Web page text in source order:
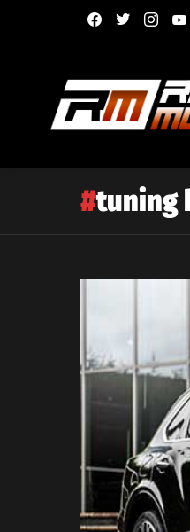
facebooktwitter
tuning